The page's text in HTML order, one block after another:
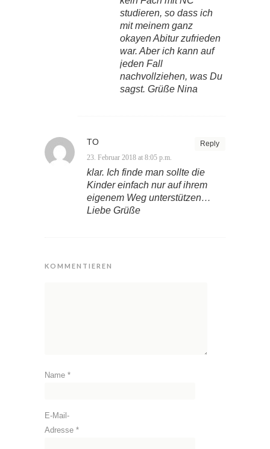
studieren, so dass ich
mit meinem ganz
okayen Abitur zufrieden
war. Aber ich kann auf
jeden Fall
nachvollziehen, was Du
sagst. Grüße Nina
Reply
TO
23. Februar 2018 at 8:05 p.m.
klar. Ich finde man sollte die
Kinder einfach nur auf ihrem
eigenem Weg unterstützen…
Liebe Grüße
KOMMENTIEREN
Name *
E-Mail-
Adresse *